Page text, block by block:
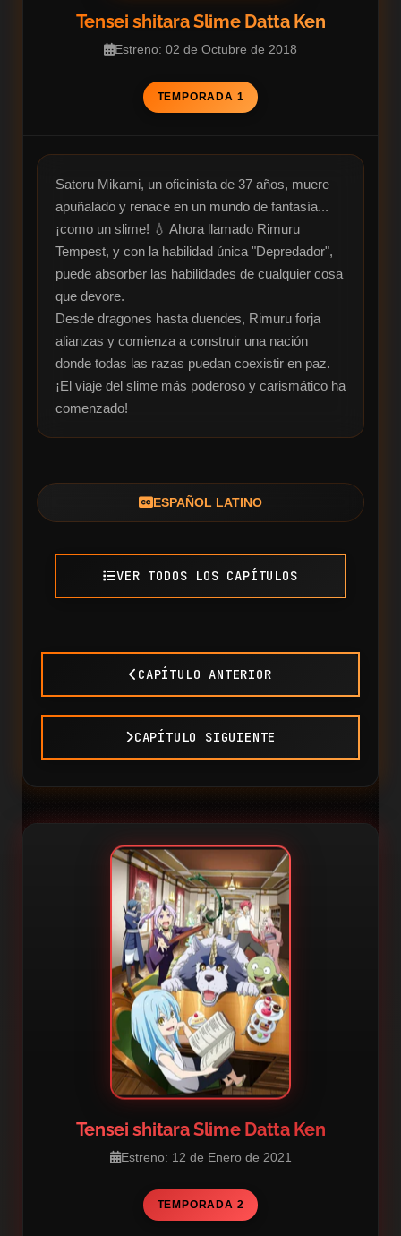
Tensei shitara Slime Datta Ken
Estreno: 02 de Octubre de 2018
TEMPORADA 1
Satoru Mikami, un oficinista de 37 años, muere
apuñalado y renace en un mundo de fantasía...
¡como un slime! 💧 Ahora llamado Rimuru
Tempest, y con la habilidad única "Depredador",
puede absorber las habilidades de cualquier cosa
que devore.
Desde dragones hasta duendes, Rimuru forja
alianzas y comienza a construir una nación
donde todas las razas puedan coexistir en paz.
¡El viaje del slime más poderoso y carismático ha
comenzado!
ESPAÑOL LATINO
VER TODOS LOS CAPÍTULOS
CAPÍTULO ANTERIOR
CAPÍTULO SIGUIENTE
Tensei shitara Slime Datta Ken
Estreno: 12 de Enero de 2021
TEMPORADA 2